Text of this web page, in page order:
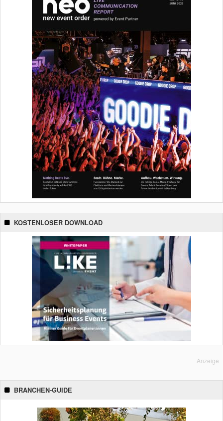
KOSTENLOSER DOWNLOAD
Anzeige
BRANCHEN-GUIDE